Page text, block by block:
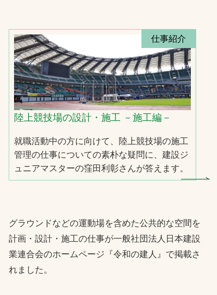
仕事紹介
陸上競技場の設計・施工 －施工編－
就職活動中の方に向けて、陸上競技場の施工
管理の仕事についての素朴な疑問に、建設ジ
ュニアマスターの窪田利彰さんが答えます。
グラウンドなどの運動場を含めた公共的な空間を
計画・設計・施工の仕事が一般社団法人日本建設
業連合会のホームページ『令和の建人』で掲載さ
れました。